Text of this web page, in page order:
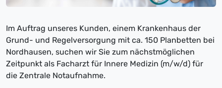
Im Auftrag unseres Kunden, einem Krankenhaus der
Grund- und Regelversorgung mit ca. 150 Planbetten bei
Nordhausen, suchen wir Sie zum nächstmöglichen
Zeitpunkt als Facharzt für Innere Medizin (m/w/d) für
die Zentrale Notaufnahme.